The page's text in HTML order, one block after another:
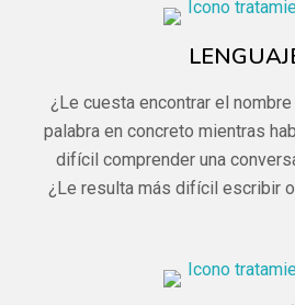
¿Le cuesta encontrar el
palabra en concreto mientras
difícil comprender una
¿Le resulta más difícil escribir